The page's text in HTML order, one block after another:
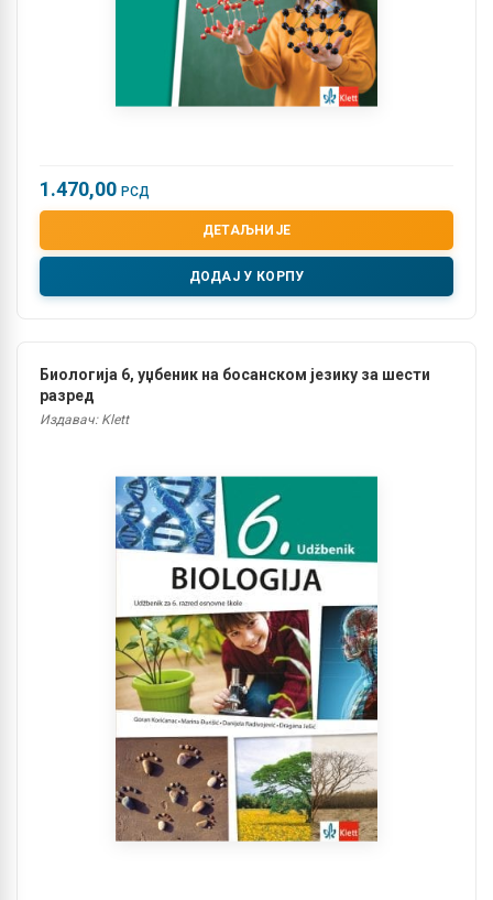
1.470,00 РСД
ДЕТАЉНИЈЕ
ДОДАЈ У КОРПУ
Биологија 6, уџбеник на босанском језику за шести
разред
Издавач: Klett